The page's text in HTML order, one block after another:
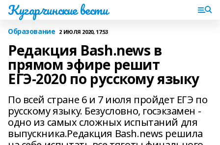
Кугарчинские вести
Образование 2 ИЮЛЯ 2020, 17:53
Редакция Bash.news в
прямом эфире решит
ЕГЭ-2020 по русскому языку
По всей стране 6 и 7 июля пройдет ЕГЭ по
русскому языку. Безусловно, госэкзамен -
одно из самых сложных испытаний для
выпускника.Редакция Bash.news решила